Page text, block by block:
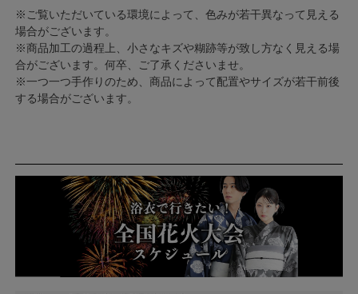
※ご覧いただいている環境によって、色みが若干異なって見える
場合がございます。
※商品加工の過程上、小さなキズや糊跡等が致し方なく見える場
合がございます。何卒、ご了承くださいませ。
※一つ一つ手作りのため、商品によって配置やサイズが若干前後
する場合がございます。